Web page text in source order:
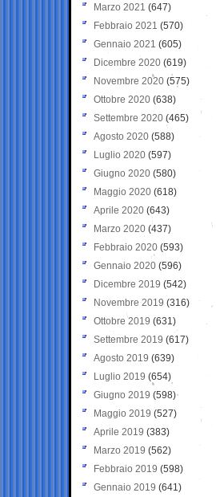
Marzo 2021 (647)
Febbraio 2021 (570)
Gennaio 2021 (605)
Dicembre 2020 (619)
Novembre 2020 (575)
Ottobre 2020 (638)
Settembre 2020(465)
Agosto 2020 (588)
Luglio 2020 (597)
Giugno 2020 (580)
Maggio 2020 (618)
Aprile 2020 (643)
Marzo 2020 (437)
Febbraio 2020 (593)
Gennaio 2020 (596)
Dicembre 2019 (542)
Novembre 2019 (316)
Ottobre 2019 (631)
Settembre 2019 (617)
Agosto 2019 (639)
Luglio 2019 (654)
Giugno 2019 (598)
Maggio 2019 (527)
Aprile 2019 (383)
Marzo 2019 (562)
Febbraio 2019 (598)
Gennaio 2019 (641)